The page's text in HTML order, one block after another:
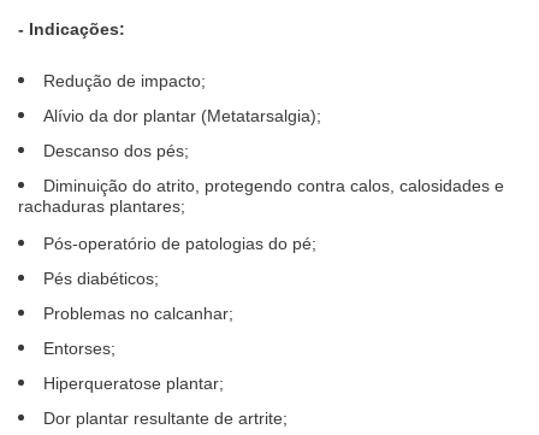
- Indicações:
Redução de impacto;
Alívio da dor plantar (Metatarsalgia);
Descanso dos pés;
Diminuição do atrito, protegendo contra calos, calosidades e
rachaduras plantares;
Pós-operatório de patologias do pé;
Pés diabéticos;
Problemas no calcanhar;
Entorses;
Hiperqueratose plantar;
Dor plantar resultante de artrite;